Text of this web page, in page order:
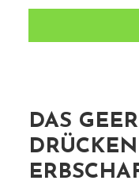
DAS